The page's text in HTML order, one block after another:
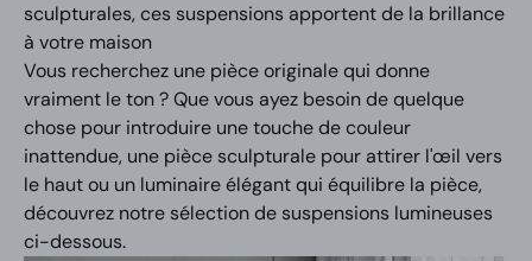
sculpturales, ces suspensions apportent de la brillance
à votre maison
Vous recherchez une pièce originale qui donne
vraiment le ton ? Que vous ayez besoin de quelque
chose pour introduire une touche de couleur
inattendue, une pièce sculpturale pour attirer l'œil vers
le haut ou un luminaire élégant qui équilibre la pièce,
découvrez notre sélection de suspensions lumineuses
ci-dessous.